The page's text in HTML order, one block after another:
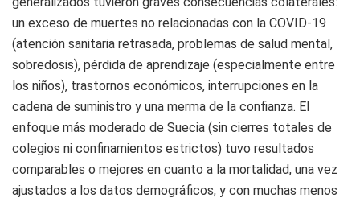
un exceso de muertes no relacionadas con la COVID-19
(atención sanitaria retrasada, problemas de salud mental,
sobredosis), pérdida de aprendizaje (especialmente entre
los niños), trastornos económicos, interrupciones en la
cadena de suministro y una merma de la confianza. El
enfoque más moderado de Suecia (sin cierres totales de
colegios ni confinamientos estrictos) tuvo resultados
comparables o mejores en cuanto a la mortalidad, una vez
ajustados a los datos demográficos, y con muchas menos